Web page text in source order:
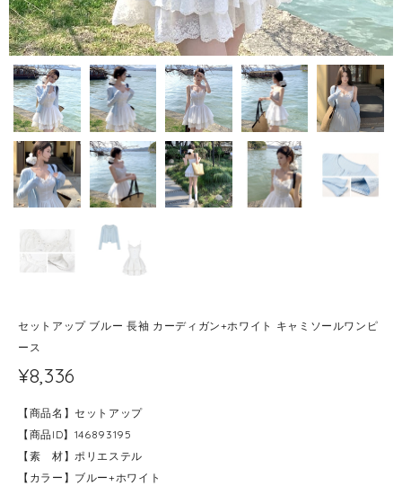
セットアップ ブルー 長袖 カーディガン+ホワイト キャミソールワンピ
ース
¥8,336
【商品名】セットアップ
【商品ID】146893195
【素 材】ポリエステル
【カラー】ブルー+ホワイト